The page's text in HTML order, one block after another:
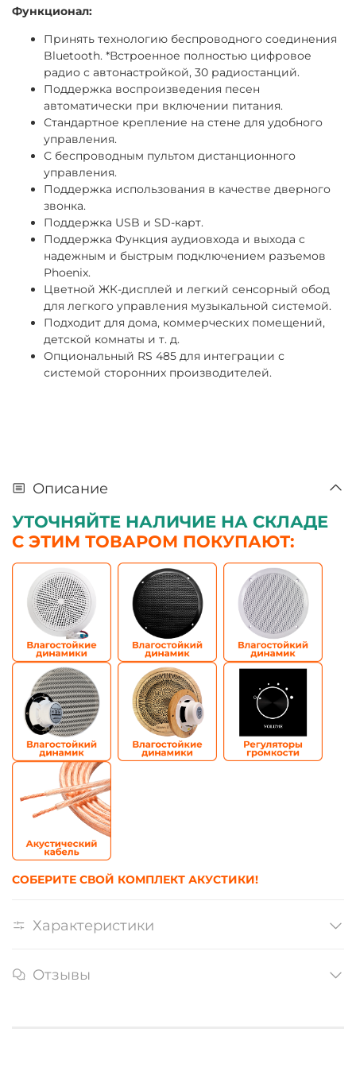
Функционал:
Принять технологию беспроводного соединения
Bluetooth. *Встроенное полностью цифровое
радио с автонастройкой, 30 радиостанций.
Поддержка воспроизведения песен
автоматически при включении питания.
Стандартное крепление на стене для удобного
управления.
С беспроводным пультом дистанционного
управления.
Поддержка использования в качестве дверного
звонка.
Поддержка USB и SD-карт.
Поддержка Функция аудиовхода и выхода с
надежным и быстрым подключением разъемов
Phoenix.
Цветной ЖК-дисплей и легкий сенсорный обод
для легкого управления музыкальной системой.
Подходит для дома, коммерческих помещений,
детской комнаты и т. д.
Опциональный RS 485 для интеграции с
системой сторонних производителей.
Описание
УТОЧНЯЙТЕ НАЛИЧИЕ НА СКЛАДЕ
С ЭТИМ ТОВАРОМ ПОКУПАЮТ:
СОБЕРИТЕ СВОЙ КОМПЛЕКТ АКУСТИКИ!
Характеристики
Отзывы